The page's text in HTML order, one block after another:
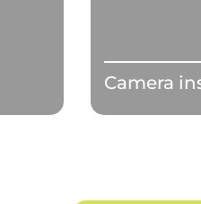
Camera